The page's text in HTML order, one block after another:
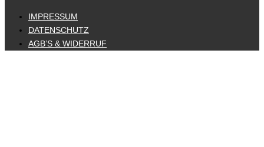
IMPRESSUM
DATENSCHUTZ
AGB’S & WIDERRUF